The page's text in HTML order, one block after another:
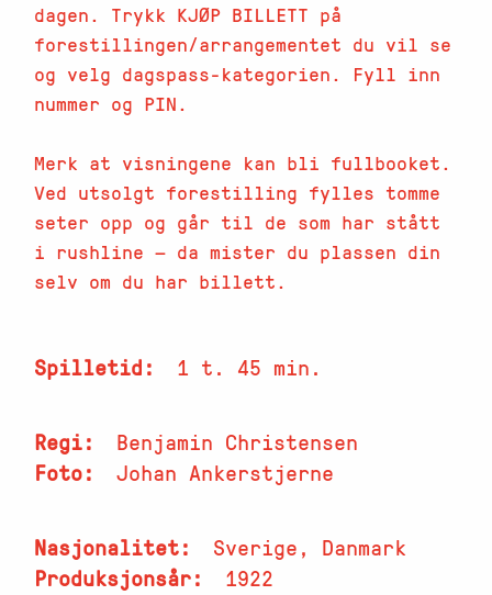
dagen. Trykk KJØP BILLETT på
forestillingen/arrangementet du vil se
og velg dagspass-kategorien. Fyll inn
nummer og PIN.
Merk at visningene kan bli fullbooket.
Ved utsolgt forestilling fylles tomme
seter opp og går til de som har stått
i rushline — da mister du plassen din
selv om du har billett.
Spilletid 1 t. 45 min.
Regi
Benjamin Christensen
Foto
Johan Ankerstjerne
Nasjonalitet
Sverige, Danmark
Produksjonsår
1922